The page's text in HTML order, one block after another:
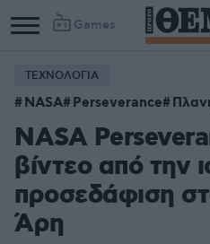
Games
ΤΕΧΝΟΛΟΓΙΑ
NASA Perseverance
NASA
βίντεο από την
προσεδάφιση
Άρη